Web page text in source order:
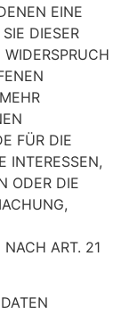
EINE
DIESER
FÜR DIE
INTERESSEN,
ODER DIE
NACH ART. 21